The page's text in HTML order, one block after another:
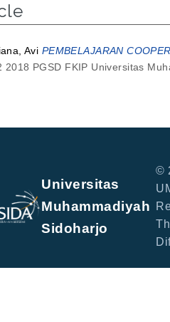
Avi PEMBELAJARAN
2018 PGSD FKIP Universitas
Universitas
Muhammadiyah
Sidoharjo
©